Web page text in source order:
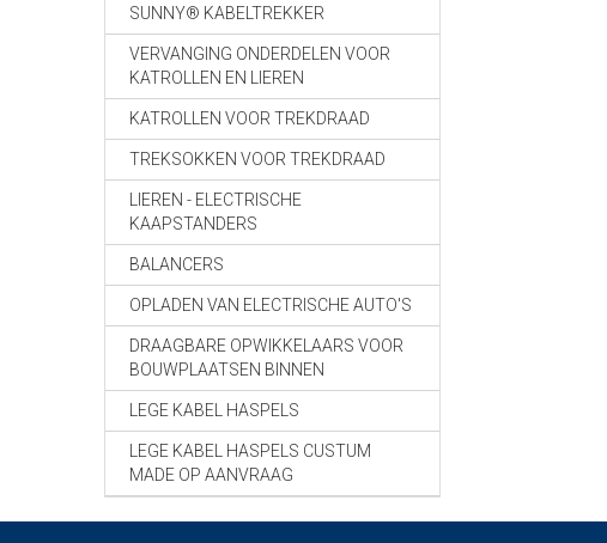
SUNNY® KABELTREKKER
VERVANGING ONDERDELEN VOOR
KATROLLEN EN LIEREN
KATROLLEN VOOR TREKDRAAD
TREKSOKKEN VOOR TREKDRAAD
LIEREN - ELECTRISCHE
KAAPSTANDERS
BALANCERS
OPLADEN VAN ELECTRISCHE AUTO'S
DRAAGBARE OPWIKKELAARS VOOR
BOUWPLAATSEN BINNEN
LEGE KABEL HASPELS
LEGE KABEL HASPELS CUSTUM
MADE OP AANVRAAG